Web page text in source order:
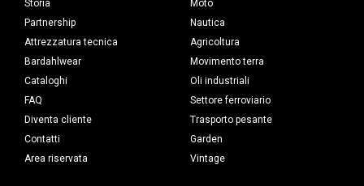
Storia
Partnership
Attrezzatura tecnica
Bardahlwear
Cataloghi
FAQ
Diventa cliente
Contatti
Area riservata
Moto
Nautica
Agricoltura
Movimento terra
Oli industriali
Settore ferroviario
Trasporto pesante
Garden
Vintage